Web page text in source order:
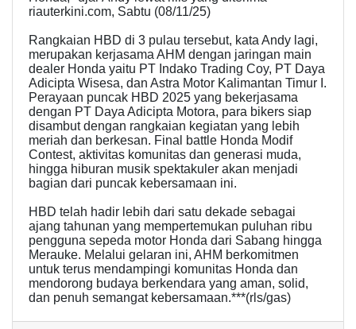
riauterkini.com, Sabtu (08/11/25)
Rangkaian HBD di 3 pulau tersebut, kata Andy lagi,
merupakan kerjasama AHM dengan jaringan main
dealer Honda yaitu PT Indako Trading Coy, PT Daya
Adicipta Wisesa, dan Astra Motor Kalimantan Timur I.
Perayaan puncak HBD 2025 yang bekerjasama
dengan PT Daya Adicipta Motora, para bikers siap
disambut dengan rangkaian kegiatan yang lebih
meriah dan berkesan. Final battle Honda Modif
Contest, aktivitas komunitas dan generasi muda,
hingga hiburan musik spektakuler akan menjadi
bagian dari puncak kebersamaan ini.
HBD telah hadir lebih dari satu dekade sebagai
ajang tahunan yang mempertemukan puluhan ribu
pengguna sepeda motor Honda dari Sabang hingga
Merauke. Melalui gelaran ini, AHM berkomitmen
untuk terus mendampingi komunitas Honda dan
mendorong budaya berkendara yang aman, solid,
dan penuh semangat kebersamaan.***(rls/gas)